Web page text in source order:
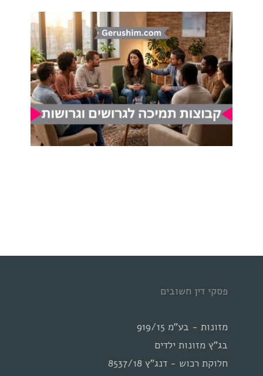
פסקי דין חשובים
מזונות - בע"מ 919/15
בג"ץ מזונות ילדים
חלוקת רכוש - דנג"ץ 8537/18